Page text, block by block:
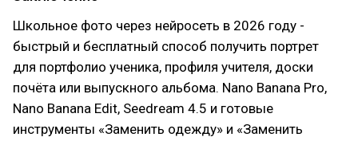
Школьное фото через нейросеть в 2026 году -
быстрый и бесплатный способ получить портрет
для портфолио ученика, профиля учителя, доски
почёта или выпускного альбома. Nano Banana Pro,
Nano Banana Edit, Seedream 4.5 и готовые
инструменты «Заменить одежду» и «Заменить